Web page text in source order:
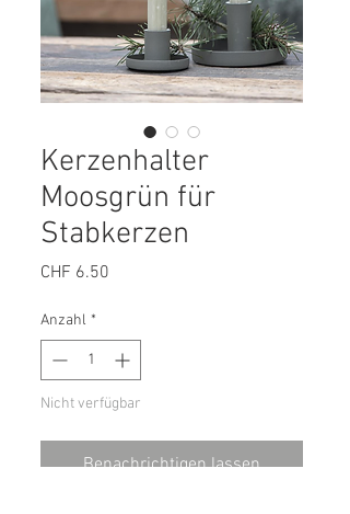
Kerzenhalter
Moosgrün für
Stabkerzen
CHF 6.50
Anzahl *
Nicht verfügbar
Benachrichtigen lassen